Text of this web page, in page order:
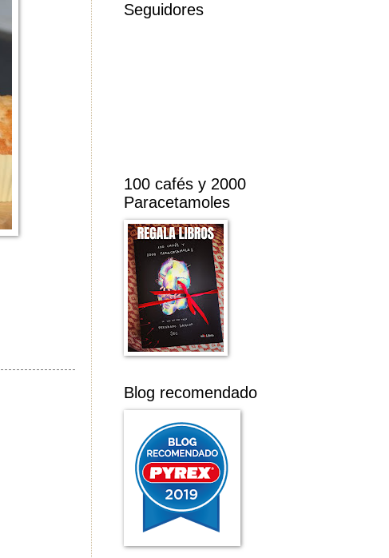
Seguidores
100 cafés y 2000
Paracetamoles
Blog recomendado